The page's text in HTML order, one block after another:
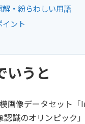
解・紛らわしい用語
ント
いうと
画像データセット
認識のオリンピック